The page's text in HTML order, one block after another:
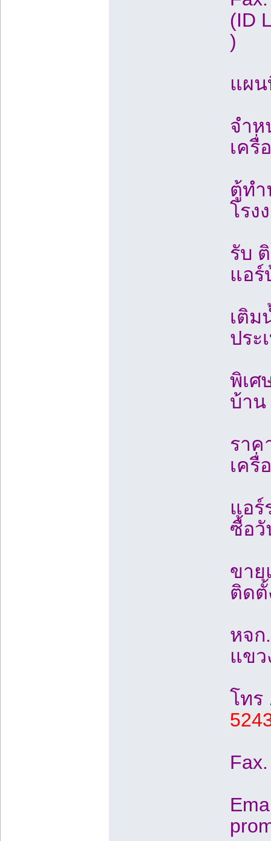
(ID
)
แผ
จำห
เครื่
ตู้ทำ
โรง
รับ
แอร์
เติม
ประ
พิเศ
บ้าน
ราค
เครื่
แอร์
ซื้อวั
ขาย
ติด
หจก
แขว
โทร